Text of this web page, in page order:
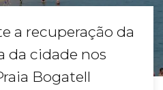
a recuperação da
da cidade nos
Bogatell